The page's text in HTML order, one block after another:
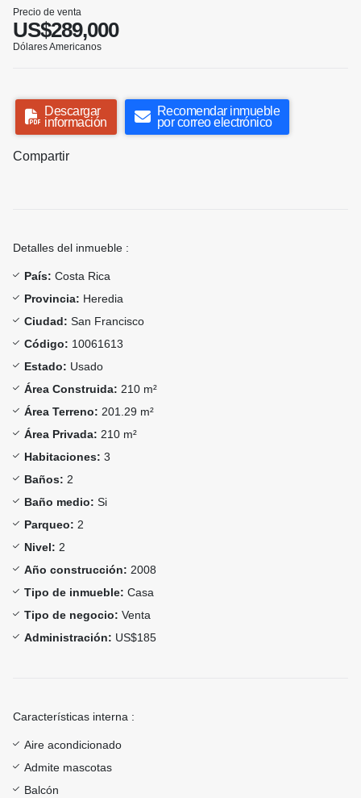
Precio de venta
US$289,000
Dólares Americanos
Descargar
información
Recomendar inmueble
por correo electrónico
Compartir
Detalles del inmueble :
País: Costa Rica
Provincia: Heredia
Ciudad: San Francisco
Código: 10061613
Estado: Usado
Área Construida: 210 m²
Área Terreno: 201.29 m²
Área Privada: 210 m²
Habitaciones: 3
Baños: 2
Baño medio: Si
Parqueo: 2
Nivel: 2
Año construcción: 2008
Tipo de inmueble: Casa
Tipo de negocio: Venta
Administración: US$185
Características interna :
Aire acondicionado
Admite mascotas
Balcón